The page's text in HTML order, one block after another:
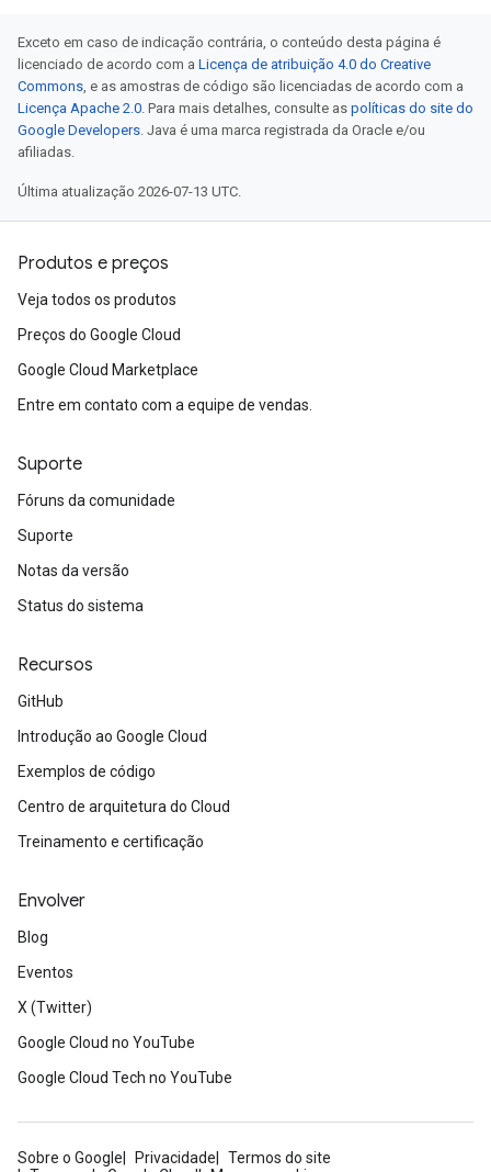
Exceto em caso de indicação contrária, o conteúdo desta página é
licenciado de acordo com a Licença de atribuição 4.0 do Creative
Commons, e as amostras de código são licenciadas de acordo com a
Licença Apache 2.0. Para mais detalhes, consulte as políticas do site do
Google Developers. Java é uma marca registrada da Oracle e/ou
afiliadas.
Última atualização 2026-07-13 UTC.
Produtos e preços
Veja todos os produtos
Preços do Google Cloud
Google Cloud Marketplace
Entre em contato com a equipe de vendas.
Suporte
Fóruns da comunidade
Suporte
Notas da versão
Status do sistema
Recursos
GitHub
Introdução ao Google Cloud
Exemplos de código
Centro de arquitetura do Cloud
Treinamento e certificação
Envolver
Blog
Eventos
X (Twitter)
Google Cloud no YouTube
Google Cloud Tech no YouTube
Sobre o Google Privacidade
Termos do site